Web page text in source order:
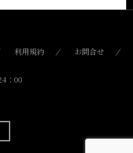
利用規約 お問合せ
：00